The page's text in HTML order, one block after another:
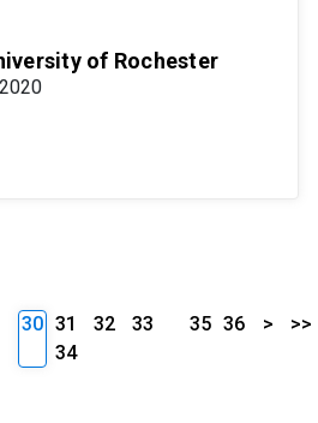
of Rochester
30 31 32
33
34
35 36 > >>